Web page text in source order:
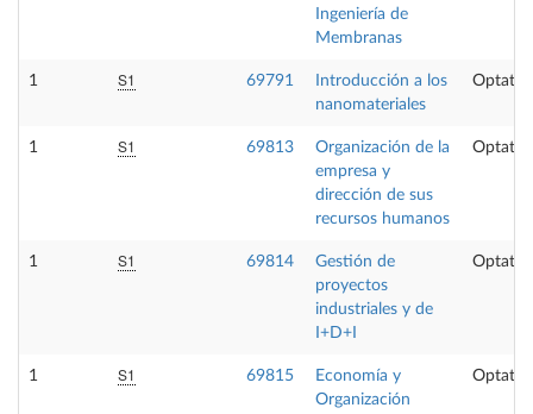
Ingeniería de
Membranas
1 S1 69791
Introducción a los
nanomateriales
1 S1 69813
Organización de la
empresa y
dirección de sus
recursos humanos
1 S1 69814
Gestión de
proyectos
industriales y de
I+D+I
1 S1 69815
Economía y
Organización